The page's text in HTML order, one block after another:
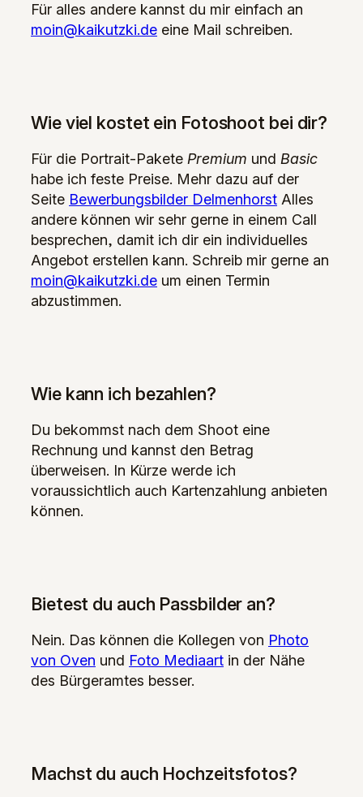
Für alles andere kannst du mir einfach an
moin@kaikutzki.de eine Mail schreiben.
Wie viel kostet ein Fotoshoot bei dir?
Für die Portrait-Pakete Premium und Basic
habe ich feste Preise. Mehr dazu auf der
Seite Bewerbungsbilder Delmenhorst Alles
andere können wir sehr gerne in einem Call
besprechen, damit ich dir ein individuelles
Angebot erstellen kann. Schreib mir gerne an
moin@kaikutzki.de um einen Termin
abzustimmen.
Wie kann ich bezahlen?
Du bekommst nach dem Shoot eine
Rechnung und kannst den Betrag
überweisen. In Kürze werde ich
voraussichtlich auch Kartenzahlung anbieten
können.
Bietest du auch Passbilder an?
Nein. Das können die Kollegen von Photo
von Oven und Foto Mediaart in der Nähe
des Bürgeramtes besser.
Machst du auch Hochzeitsfotos?